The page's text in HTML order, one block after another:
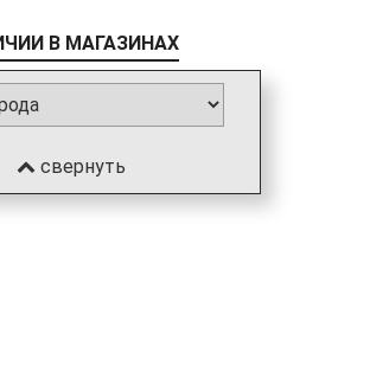
В МАГАЗИНАХ
свернуть